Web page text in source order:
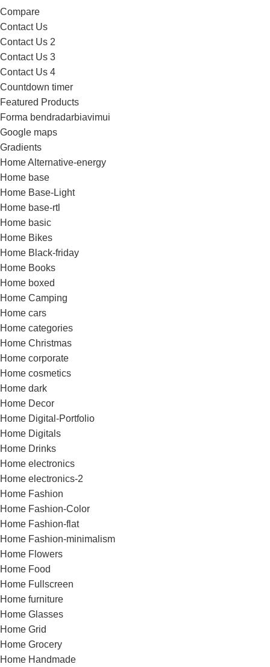
Compare
Contact Us
Contact Us 2
Contact Us 3
Contact Us 4
Countdown timer
Featured Products
Forma bendradarbiavimui
Google maps
Gradients
Home Alternative-energy
Home base
Home Base-Light
Home base-rtl
Home basic
Home Bikes
Home Black-friday
Home Books
Home boxed
Home Camping
Home cars
Home categories
Home Christmas
Home corporate
Home cosmetics
Home dark
Home Decor
Home Digital-Portfolio
Home Digitals
Home Drinks
Home electronics
Home electronics-2
Home Fashion
Home Fashion-Color
Home Fashion-flat
Home Fashion-minimalism
Home Flowers
Home Food
Home Fullscreen
Home furniture
Home Glasses
Home Grid
Home Grocery
Home Handmade